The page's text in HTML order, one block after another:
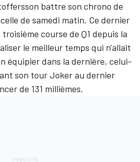
battre son chrono de
de samedi matin. Ce dernier
course de Q1 depuis la
le meilleur temps qui n'allait
équipier dans la dernière, celui-
son tour Joker au dernier
de 131 millièmes.